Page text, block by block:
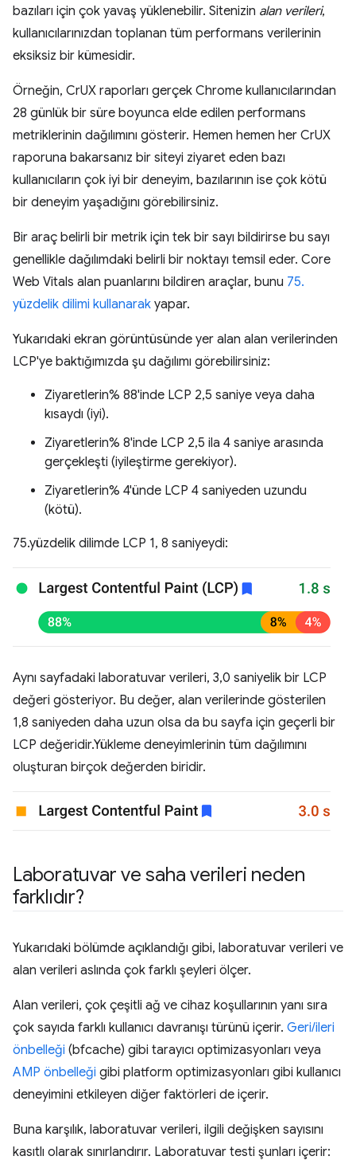
bazıları için çok yavaş yüklenebilir. Sitenizin alan verileri,
kullanıcılarınızdan toplanan tüm performans verilerinin
eksiksiz bir kümesidir.
Örneğin, CrUX raporları gerçek Chrome kullanıcılarından
28 günlük bir süre boyunca elde edilen performans
metriklerinin dağılımını gösterir. Hemen hemen her CrUX
raporuna bakarsanız bir siteyi ziyaret eden bazı
kullanıcıların çok iyi bir deneyim, bazılarının ise çok kötü
bir deneyim yaşadığını görebilirsiniz.
Bir araç belirli bir metrik için tek bir sayı bildirirse bu sayı
genellikle dağılımdaki belirli bir noktayı temsil eder. Core
Web Vitals alan puanlarını bildiren araçlar, bunu 75.
yüzdelik dilimi kullanarak yapar.
Yukarıdaki ekran görüntüsünde yer alan alan verilerinden
LCP'ye baktığımızda şu dağılımı görebilirsiniz:
Ziyaretlerin% 88'inde LCP 2,5 saniye veya daha
kısaydı (iyi).
Ziyaretlerin% 8'inde LCP 2,5 ila 4 saniye arasında
gerçekleşti (iyileştirme gerekiyor).
Ziyaretlerin% 4'ünde LCP 4 saniyeden uzundu
(kötü).
75.yüzdelik dilimde LCP 1, 8 saniyeydi:
Aynı sayfadaki laboratuvar verileri, 3,0 saniyelik bir LCP
değeri gösteriyor. Bu değer, alan verilerinde gösterilen
1,8 saniyeden daha uzun olsa da bu sayfa için geçerli bir
LCP değeridir.Yükleme deneyimlerinin tüm dağılımını
oluşturan birçok değerden biridir.
Laboratuvar ve saha verileri neden
farklıdır?
Yukarıdaki bölümde açıklandığı gibi, laboratuvar verileri ve
alan verileri aslında çok farklı şeyleri ölçer.
Alan verileri, çok çeşitli ağ ve cihaz koşullarının yanı sıra
çok sayıda farklı kullanıcı davranışı türünü içerir. Geri/ileri
önbelleği (bfcache) gibi tarayıcı optimizasyonları veya
AMP önbelleği gibi platform optimizasyonları gibi kullanıcı
deneyimini etkileyen diğer faktörleri de içerir.
Buna karşılık, laboratuvar verileri, ilgili değişken sayısını
kasıtlı olarak sınırlandırır. Laboratuvar testi şunları içerir: